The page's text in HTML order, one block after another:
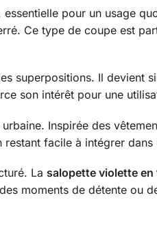
pour un usage
Ce type de coupe est
superpositions. Il devient
son intérêt pour une
Inspirée des
facile à intégrer dans
La salopette violette en
moments de détente ou